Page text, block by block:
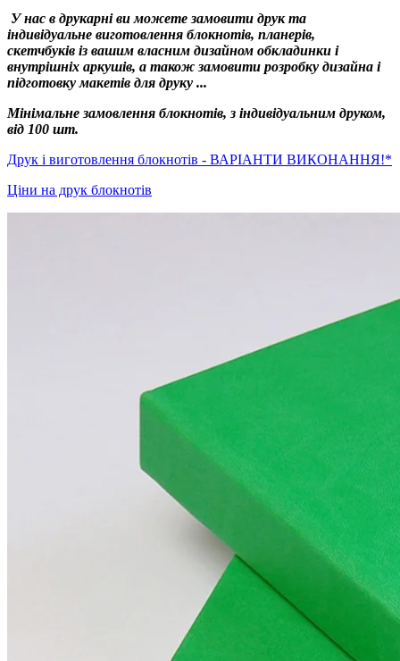
У нас в друкарні ви можете замовити друк та
індивідуальне виготовлення блокнотів, планерів,
скетчбуків із вашим власним дизайном обкладинки і
внутрішніх аркушів, а також замовити розробку дизайна і
підготовку макетів для друку ...
Мінімальне замовлення блокнотів, з індивідуальним друком,
від 100 шт.
Друк і виготовлення блокнотів - ВАРІАНТИ ВИКОНАННЯ!*
Ціни на друк блокнотів